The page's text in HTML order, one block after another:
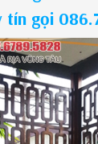
tín gọi